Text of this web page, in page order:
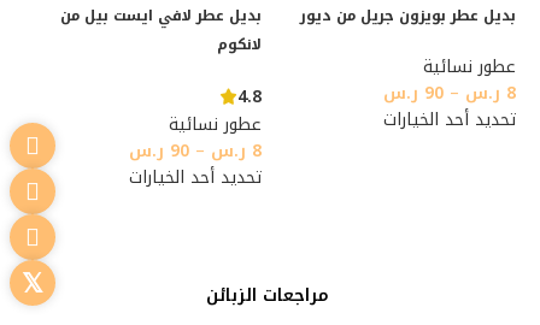
بديل عطر بويزون جريل من ديور
عطور نسائية
8 ر.س –
90 ر.س
تحديد أحد الخيارات
بديل عطر لافي ايست بيل من
لانكوم
4.8
عطور نسائية
8 ر.س –
90 ر.س
تحديد أحد الخيارات
مراجعات الزبائن